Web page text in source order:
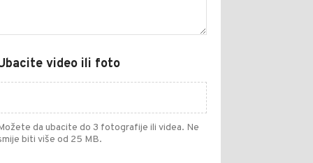
video ili foto
da ubacite do 3 fotografije ili videa. Ne
biti više od 25 MB.